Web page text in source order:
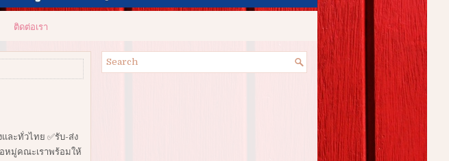
ติดต่อเรา
ละทั่วไทย ✅รับ-ส่ง
อหมู่คณะเราพร้อมให้